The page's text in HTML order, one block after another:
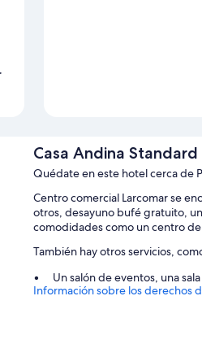
Casa Andina
Quédate en este hotel cerca de
Centro comercial Larcomar se
otros, desayuno bufé gratuito,
comodidades como un centro
También hay otros servicios,
Un salón de eventos, una
Espacios sin humos, un
Información sobre los derechos